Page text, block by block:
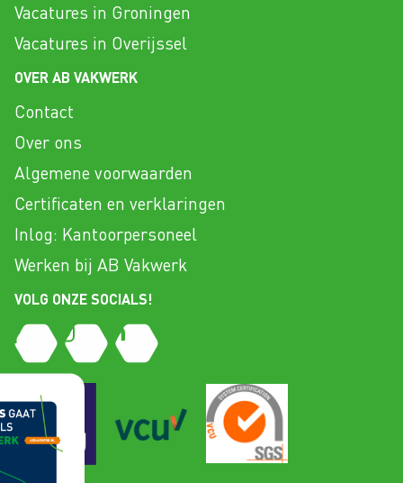
Vacatures in Groningen
Vacatures in Overijssel
OVER AB VAKWERK
Contact
Over ons
Algemene voorwaarden
Certificaten en verklaringen
Inlog: Kantoorpersoneel
Werken bij AB Vakwerk
VOLG ONZE SOCIALS!